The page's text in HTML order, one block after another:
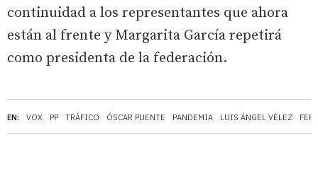
EN: VOX PP TRÁFICO ÓSCAR PUENTE PANDEMIA LUIS ÁNGEL VÉLEZ
continuidad a los representantes que ahora
están al frente y Margarita García repetirá
como presidenta de la federación.